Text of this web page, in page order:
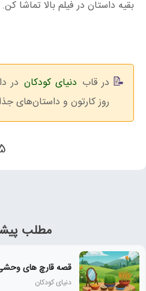
بقیه داستان در فیلم بالا تماشا کن.
در قاب دنیای کودکان در
روز کارتون‌ و داستان‌های
5/
مطلب
قصه قارچ های
دنیای کودکان